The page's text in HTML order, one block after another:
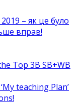
– як це було
вправ!
Top 3B SB+WB
teaching Plan’